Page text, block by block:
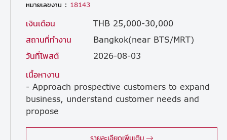
หมายเลขงาน : 18143
เงินเดือน
THB 25,000-30,000
สถานที่ทำงาน
Bangkok(near BTS/MRT)
วันที่โพสต์
2026-08-03
เนื้อหางาน
- Approach prospective customers to expand
business, understand customer needs and
propose
รายละเอียดเพิ่มเติม